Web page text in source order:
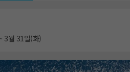
3월 31일(화)